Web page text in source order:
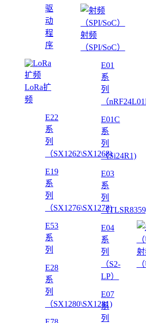
驱
动
程
序
LoRa扩
频
E22
系
列
（SX1262\SX1268)
E19
系
列
（SX1276\SX1278)
E53
系
列
E28
系
列
（SX1280\SX1281)
射频
（SPI/SoC）
E01
系
列
（
E01C
系
列
（Si24R1)
E03
系
列
（
E04
系
列
（S2-
LP）
E07
系
列